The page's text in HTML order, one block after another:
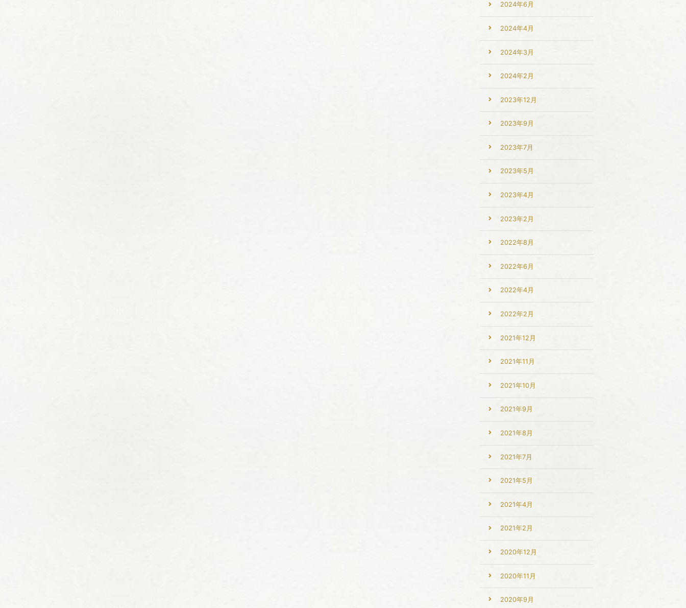
2024年6月
2024年4月
2024年3月
2024年2月
2023年12月
2023年9月
2023年7月
2023年5月
2023年4月
2023年2月
2022年8月
2022年6月
2022年4月
2022年2月
2021年12月
2021年11月
2021年10月
2021年9月
2021年8月
2021年7月
2021年5月
2021年4月
2021年2月
2020年12月
2020年11月
2020年9月